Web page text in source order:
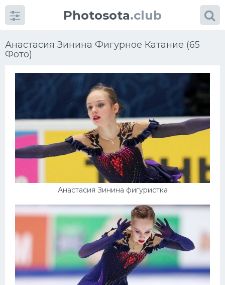
Photosota.club
Анастасия Зинина Фигурное Катание (65
Фото)
Анастасия Зинина фигуристка
КатегорииФото
Еще картинки...
Хоккей
Конькобежный спорт
Тренажеры
Интерьер квартиры